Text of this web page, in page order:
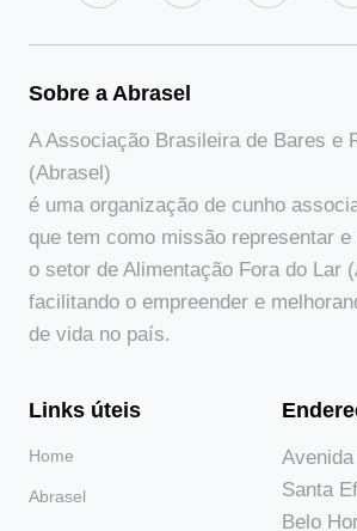
Sobre a Abrasel
A Associação Brasileira de Bares e
(Abrasel)
é uma organização de cunho
que tem como missão representar
o setor de Alimentação Fora do Lar
facilitando o empreender e
de vida no país.
Links úteis
Home
Abrasel
Santa
Belo